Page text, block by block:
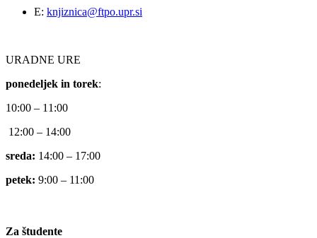
E: knjiznica@ftpo.upr.si
URADNE URE
ponedeljek in torek:
10:00 – 11:00
12:00 – 14:00
sreda: 14:00 – 17:00
petek: 9:00 – 11:00
Za študente